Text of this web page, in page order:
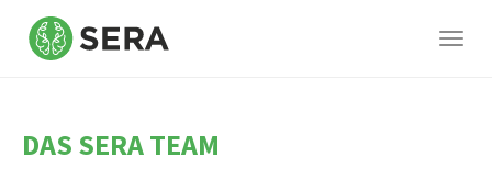
mainDAS SERA TEAM